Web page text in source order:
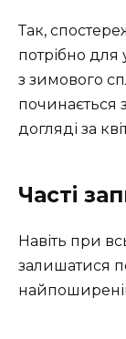
Так,
потрібно для
з зимового
починається
догляді за
Часті
Навіть при
залишатися